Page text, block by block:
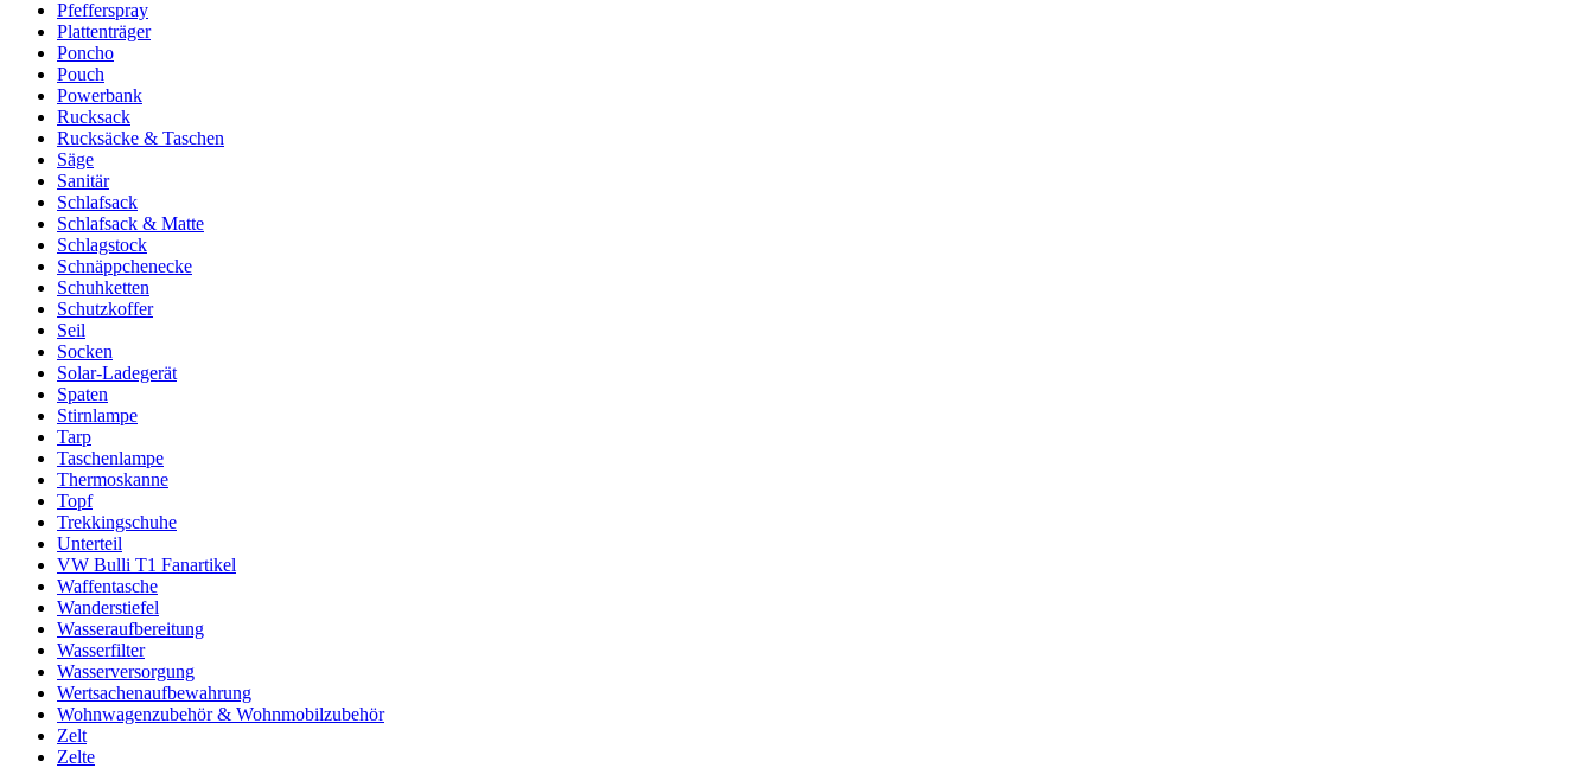
Pfefferspray
Plattenträger
Poncho
Pouch
Powerbank
Rucksack
Rucksäcke & Taschen
Säge
Sanitär
Schlafsack
Schlafsack & Matte
Schlagstock
Schnäppchenecke
Schuhketten
Schutzkoffer
Seil
Socken
Solar-Ladegerät
Spaten
Stirnlampe
Tarp
Taschenlampe
Thermoskanne
Topf
Trekkingschuhe
Unterteil
VW Bulli T1 Fanartikel
Waffentasche
Wanderstiefel
Wasseraufbereitung
Wasserfilter
Wasserversorgung
Wertsachenaufbewahrung
Wohnwagenzubehör & Wohnmobilzubehör
Zelt
Zelte